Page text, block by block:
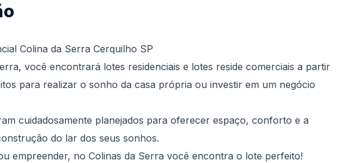
Colina da Serra Cerquilho SP
você encontrará lotes residenciais e lotes reside comerciais a partir
para realizar o sonho da casa própria ou investir em um negócio
cuidadosamente planejados para oferecer espaço, conforto e a
do lar dos seus sonhos.
empreender, no Colinas da Serra você encontra o lote perfeito!